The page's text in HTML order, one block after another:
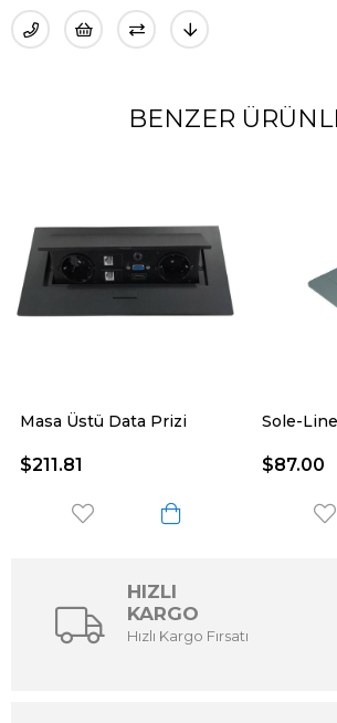
BENZER
Prizi Sole-Line Dönmeli Priz Kutusu Antrasit 10.8500/3
HIZLI
KARGO
Hızlı Kargo Fırsatı